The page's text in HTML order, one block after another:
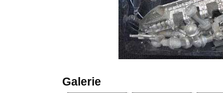
Galerie